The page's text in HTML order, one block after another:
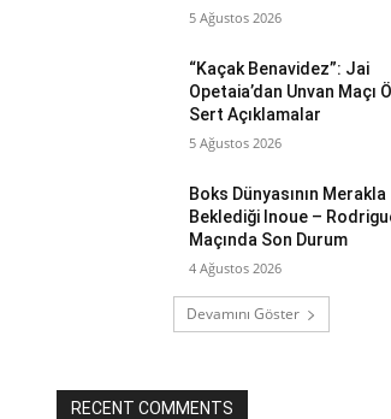
5 Ağustos 2026
“Kaçak Benavidez”: Jai
Opetaia’dan Unvan Maçı
Sert Açıklamalar
5 Ağustos 2026
Boks Dünyasının Merakla
Beklediği Inoue –
Maçında Son Durum
4 Ağustos 2026
Devamını Göster
RECENT COMMENTS